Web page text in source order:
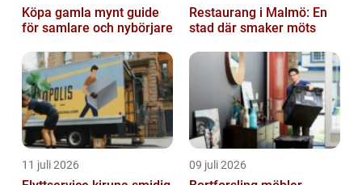
Köpa gamla mynt guide
för samlare och nybörjare
Restaurang i Malmö: En
stad där smaker möts
11 juli 2026 09 juli 2026